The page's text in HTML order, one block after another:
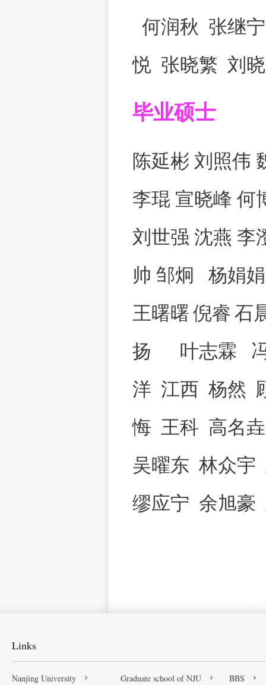
何润秋 张继
悦 张晓繁 刘
毕业硕士
陈延彬 刘照伟
李琨 宣晓峰 何
刘世强 沈燕 李
帅 邹炯 杨娟
王曙曙倪睿 石
扬 叶志霖 冯
洋 江西 杨然
悔 王科 高名
吴曜东 林众
缪应宁 余旭豪
Links
Nanjing University Graduate school of NJU
BBS